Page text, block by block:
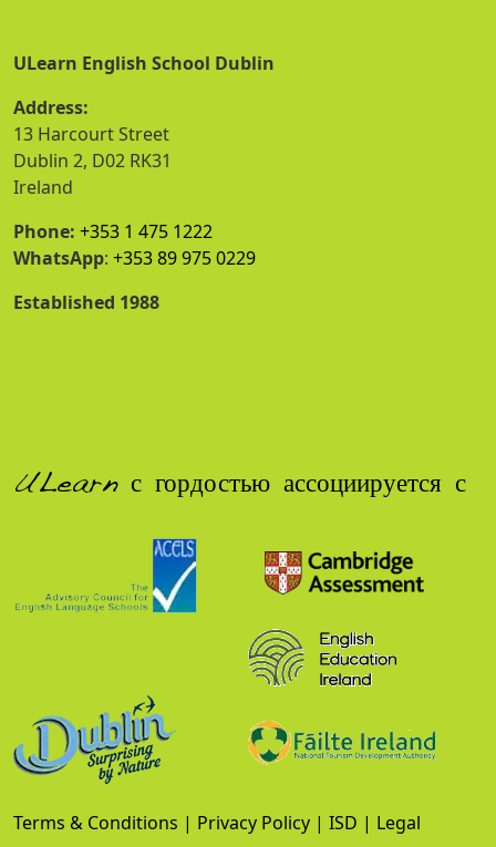
ULearn English School Dublin
Address:
13 Harcourt Street
Dublin 2, D02 RK31
Ireland
Phone: +353 1 475 1222
WhatsApp: +353 89 975 0229
Established 1988
ULearn с гордостью ассоциируется с
Terms & Conditions | Privacy Policy | ISD | Legal